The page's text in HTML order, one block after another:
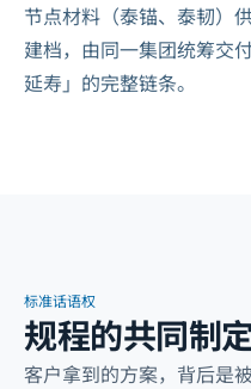
节点材料（泰锚、泰韧）
建档，由同一集团统筹
延寿」的完整链条。
标准话语权
规程的共同制
客户拿到的方案，背后是